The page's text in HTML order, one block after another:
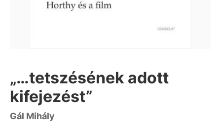
„…tetszésének adott
kifejezést”
Gál Mihály